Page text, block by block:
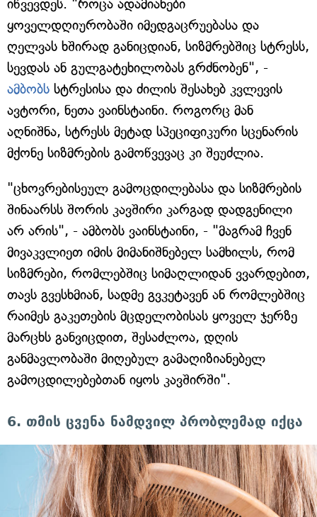
იწვევდეს. "როცა ადამიანები
ყოველდღიურობაში იმედგაცრუებასა და
ღელვას ხშირად განიცდიან, სიზმრებშიც სტრესს,
სევდას ან გულგატეხილობას გრძნობენ", -
ამბობს სტრესისა და ძილის შესახებ კვლევის
ავტორი, ნეთა ვაინსტაინი. როგორც მან
აღნიშნა, სტრესს მეტად სპეციფიკური სცენარის
მქონე სიზმრების გამოწვევაც კი შეუძლია.
"ცხოვრებისეულ გამოცდილებასა და სიზმრების
შინაარსს შორის კავშირი კარგად დადგენილი
არ არის", - ამბობს ვაინსტაინი, - "მაგრამ ჩვენ
მივაკვლიეთ იმის მიმანიშნებელ სამხილს, რომ
სიზმრები, რომლებშიც სიმაღლიდან ვვარდებით,
თავს გვესხმიან, სადმე გვკეტავენ ან რომლებშიც
რაიმეს გაკეთების მცდელობისას ყოველ ჯერზე
მარცხს განვიცდით, შესაძლოა, დღის
განმავლობაში მიღებულ გამაღიზიანებელ
გამოცდილებებთან იყოს კავშირში".
6. თმის ცვენა ნამდვილ პრობლემად იქცა